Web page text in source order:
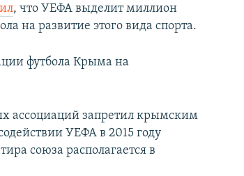
, что УЕФА выделит миллион
на развитие этого вида спорта.
футбола Крыма на
ассоциаций запретил крымским
УЕФА в 2015 году
союза располагается в